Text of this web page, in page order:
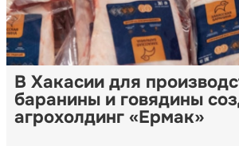
В Хакасии для
баранины и говядины
агрохолдинг «Ермак»